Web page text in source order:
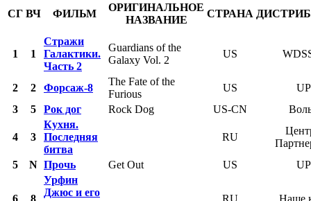
СГ ВЧ ФИЛЬМ
ОРИГИНАЛЬНОЕ
НАЗВАНИЕ
СТРАНА
1 1
Стражи
Галактики.
Часть 2
Guardians of the
Galaxy Vol. 2
US
2 2 Форсаж-8
The Fate of the
Furious
US
3
5 Рок дог Rock Dog US-CN
4 3
Кухня.
Последняя
битва
RU
5
N Прочь Get Out US
6 8
Урфин
Джюс и его
RU Наше